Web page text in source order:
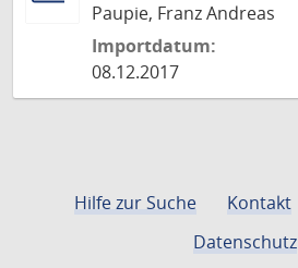
Paupie, Franz Andreas
Importdatum:
08.12.2017
Hilfe zur Suche Kontakt
Datenschutz